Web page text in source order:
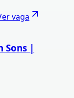
vaga
Sons |